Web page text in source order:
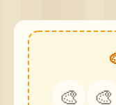
🎨 🎨